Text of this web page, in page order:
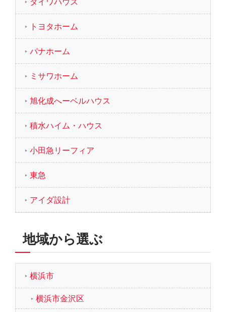
トヨタホーム
パナホーム
ミサワホーム
旭化成へーベルハウス
積水ハイム・ハウス
小田急リーフィア
東急
アイダ設計
地域から選ぶ
横浜市
横浜市金沢区